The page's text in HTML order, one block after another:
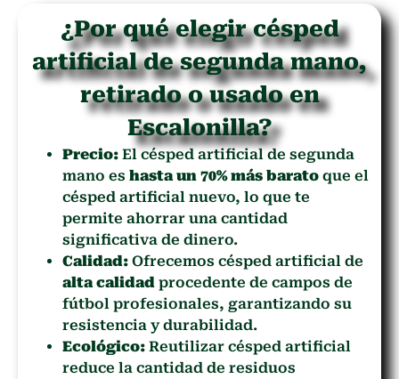
¿Por qué elegir césped
artificial de segunda mano,
retirado o usado en
Escalonilla?
Precio: El césped artificial de segunda
mano es hasta un 70% más barato que el
césped artificial nuevo, lo que te
permite ahorrar una cantidad
significativa de dinero.
Calidad: Ofrecemos césped artificial de
alta calidad procedente de campos de
fútbol profesionales, garantizando su
resistencia y durabilidad.
Ecológico: Reutilizar césped artificial
reduce la cantidad de residuos